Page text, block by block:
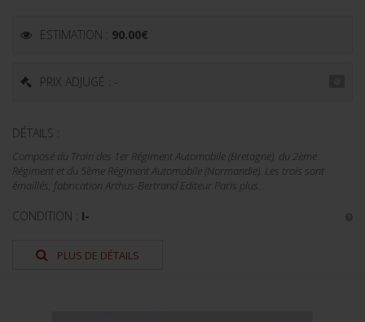
ESTIMATION : 90.00€
PRIX ADJUGÉ : -
DÉTAILS :
Composé du Train des 1er Régiment Automobile (Bretagne), du 2ème
Régiment et du 5ème Régiment Automobile (Normandie). Les trois sont
émaillés, fabrication Arthus-Bertrand Editeur Paris plus...
CONDITION : I-
PLUS DE DÉTAILS